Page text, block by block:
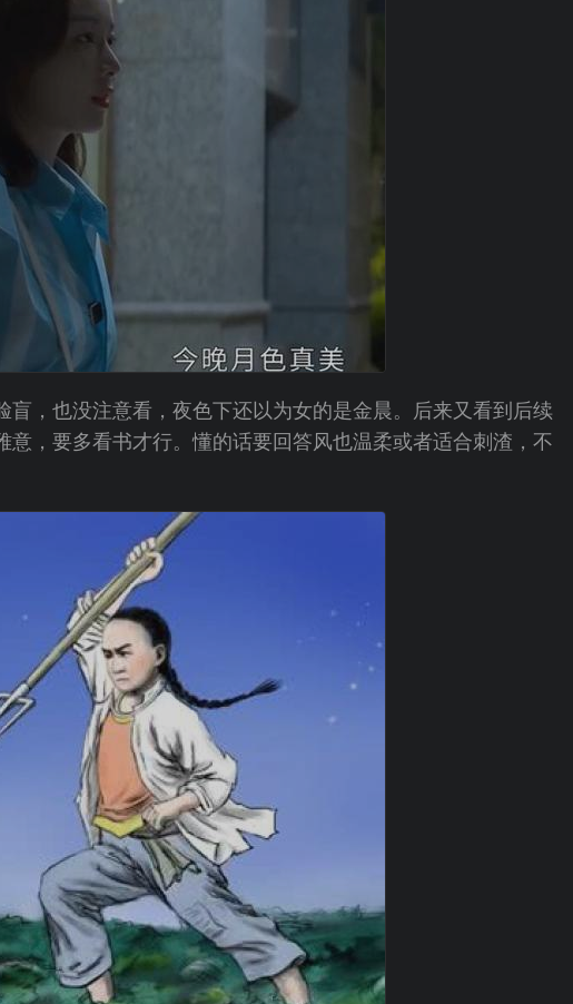
盲，也没注意看，夜色下还以为女的是金晨。后来又看到后续
意，要多看书才行。懂的话要回答风也温柔或者适合刺渣，不